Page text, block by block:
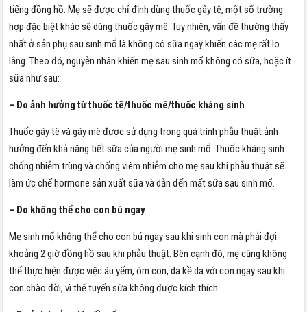
tiếng đồng hồ. Mẹ sẽ được chỉ định dùng thuốc gây tê, một số trường
hợp đặc biệt khác sẽ dùng thuốc gây mê. Tuy nhiên, vấn đề thường thấy
nhất ở sản phụ sau sinh mổ là không có sữa ngay khiến các mẹ rất lo
lắng. Theo đó, nguyễn nhân khiến mẹ sau sinh mổ không có sữa, hoặc ít
sữa như sau:
– Do ảnh hưởng từ thuốc tê/thuốc mê/thuốc kháng sinh
Thuốc gây tê và gây mê được sử dụng trong quá trình phẫu thuật ảnh
hưởng đến khả năng tiết sữa của người mẹ sinh mổ. Thuốc kháng sinh
chống nhiễm trùng và chống viêm nhiễm cho mẹ sau khi phẫu thuật sẽ
làm ức chế hormone sản xuất sữa và dẫn đến mất sữa sau sinh mổ.
– Do không thể cho con bú ngay
Mẹ sinh mổ không thể cho con bú ngay sau khi sinh con mà phải đợi
khoảng 2 giờ đồng hồ sau khi phẫu thuật. Bên cạnh đó, mẹ cũng không
thể thực hiện được việc âu yếm, ôm con, da kề da với con ngay sau khi
con chào đời, vì thế tuyến sữa không được kích thích.